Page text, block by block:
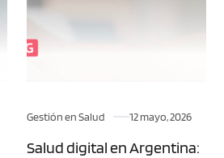
Gestión en Salud 12 mayo, 2026
Salud digital en Argentina: